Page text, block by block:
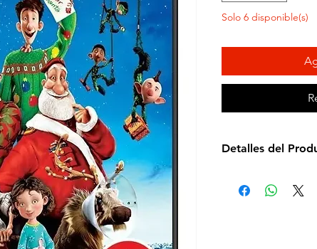
Solo 6 disponible(s)
Detalles del
Director: Sarah